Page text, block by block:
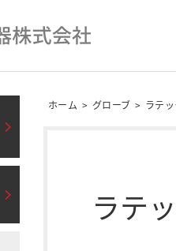
ホーム > グローブ > ラテ
ラテ